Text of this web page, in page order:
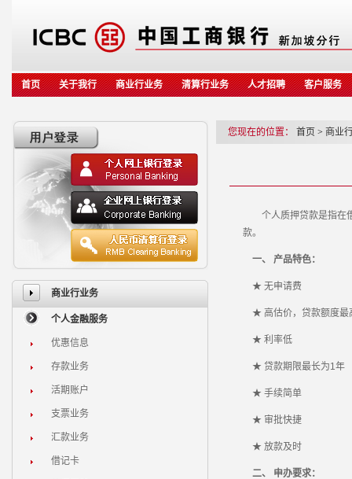
首页 关于我行 商业行业务 清算行业务 人才招聘 客户服务
商业行业务
个人金融服务
优惠信息
存款业务
活期账户
支票业务
汇款业务
借记卡
您现在的位置： 首页 > 商业
个人质押贷款是指在
款。
一、 产品特色：
★ 无申请费
★ 高估价，贷款额度最
★ 利率低
★ 贷款期限最长为1年
★ 手续简单
★ 审批快捷
★ 放款及时
二、 申办要求：